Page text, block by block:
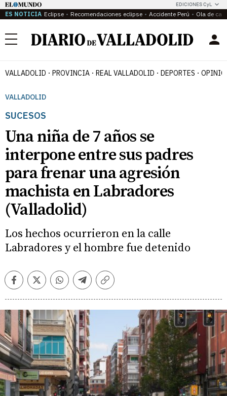
EDICIONES CyL
ES NOTICIA Eclipse Recomendaciones eclipse Accidente Perú Ola de
Menú
VALLADOLID PROVINCIA REAL VALLADOLID DEPORTES
VALLADOLID
SUCESOS
Una niña de 7 años se
interpone entre sus padres
para frenar una agresión
machista en Labradores
(Valladolid)
Los hechos ocurrieron en la calle
Labradores y el hombre fue detenido
FacebookTwitterWhatsappTelegramCopiar